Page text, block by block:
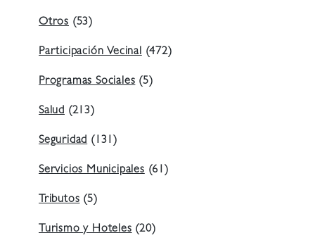
Otros (53)
Participación Vecinal(472)
Programas Sociales(5)
Salud (213)
Seguridad(131)
Servicios Municipales(61)
Tributos(5)
Turismo y Hoteles(20)